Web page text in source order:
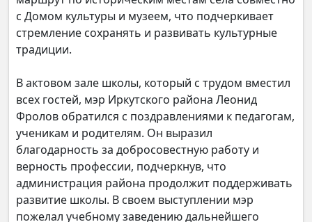
с Домом культуры и музеем, что подчеркивает
стремление сохранять и развивать культурные
традиции.
В актовом зале школы, который с трудом вместил
всех гостей, мэр Иркутского района Леонид
Фролов обратился с поздравлениями к педагогам,
ученикам и родителям. Он выразил
благодарность за добросовестную работу и
верность профессии, подчеркнув, что
администрация района продолжит поддерживать
развитие школы. В своем выступлении мэр
пожелал учебному заведению дальнейшего